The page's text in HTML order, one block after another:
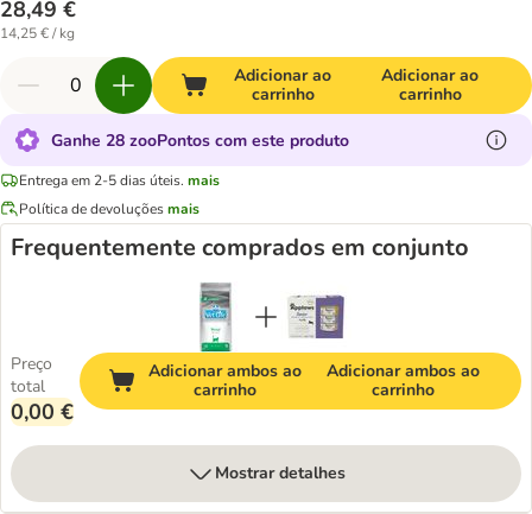
28,49 €
14,25 € / kg
Adicionar ao
carrinho
Adicionar ao
carrinho
Ganhe 28 zooPontos com este produto
Entrega em 2-5 dias úteis. mais
Política de devoluçõesmais
Frequentemente comprados em conjunto
Preço
total
0,00 €
Adicionar ambos ao
carrinho
Adicionar ambos ao
carrinho
Mostrar detalhes